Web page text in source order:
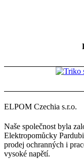
ELPOM Czechia s.r.o.
Naše společnost byla
Elektropomůcky
prodej ochranných i
vysoké napětí.